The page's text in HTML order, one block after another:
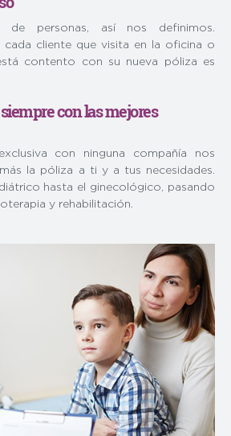
de personas, así nos definimos.
cada cliente que visita en la oficina o
contento con su nueva póliza es
con las mejores
con ninguna compañía nos
la póliza a ti y a tus necesidades.
hasta el ginecológico, pasando
y rehabilitación.